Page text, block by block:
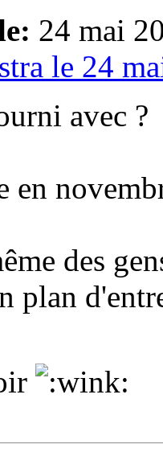
24 mai
le 24
avec ?
en
des
plan